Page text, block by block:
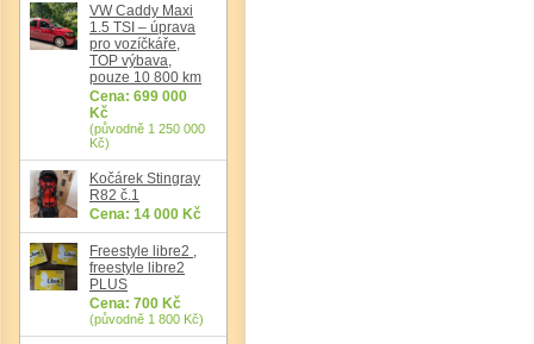
VW Caddy Maxi
1.5 TSI – úprava
pro vozíčkáře,
TOP výbava,
pouze 10 800 km
Cena: 699 000
Kč
(původně 1 250 000
Kč)
Kočárek Stingray
R82 č.1
Cena: 14 000 Kč
Freestyle libre2 ,
freestyle libre2
PLUS
Cena: 700 Kč
(původně 1 800 Kč)